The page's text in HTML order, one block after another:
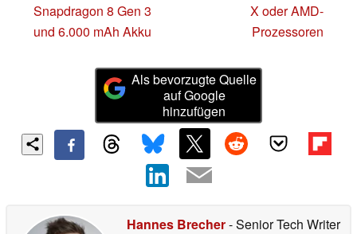
Snapdragon 8 Gen 3
und 6.000 mAh Akku
X oder AMD-
Prozessoren
Als bevorzugte Quelle
auf Google
hinzufügen
Hannes Brecher- Senior Tech Writer